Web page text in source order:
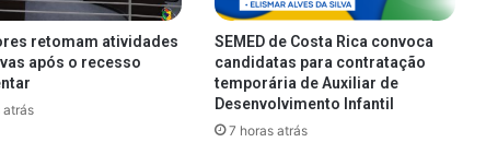
retomam atividades
após o recesso
atrás
SEMED de Costa Rica convoca
candidatas para contratação
temporária de Auxiliar de
Desenvolvimento Infantil
7 horas atrás